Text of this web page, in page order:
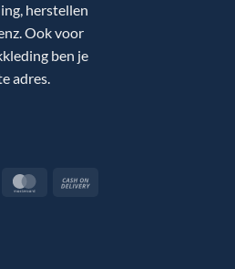
herstellen
Ook voor
ben je
adres.
MasterCard